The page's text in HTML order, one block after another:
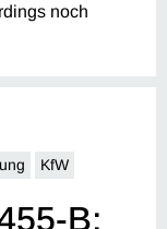
noch
KfW
B: